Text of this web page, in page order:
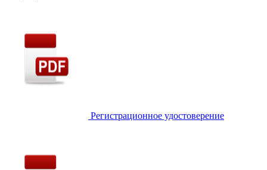
Регистрационное удостоверение